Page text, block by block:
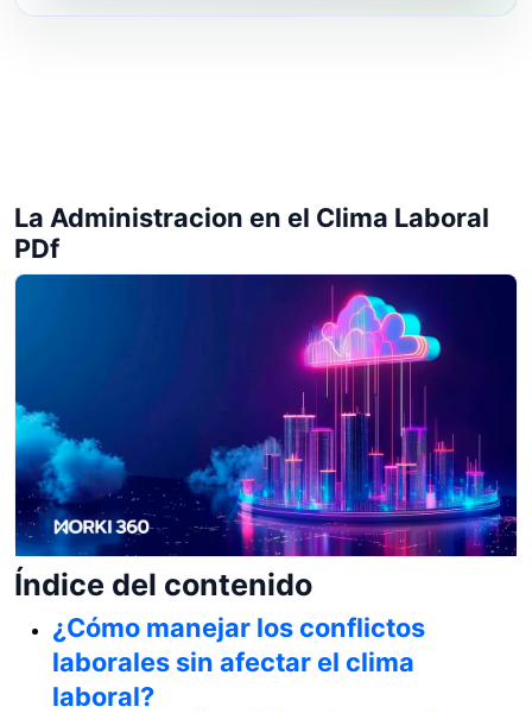
La Administracion en el Clima Laboral
PDf
Índice del contenido
¿Cómo manejar los conflictos
laborales sin afectar el clima
laboral?